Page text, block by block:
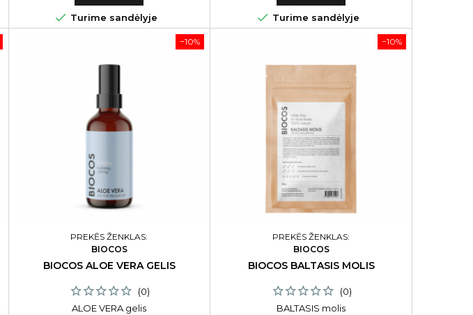
 Turime sandėlyje  Turime sandėlyje
−10%
PREKĖS ŽENKLAS:
BIOCOS
BIOCOS ALOE VERA GELIS
(0)
ALOE VERA gelis
−10%
PREKĖS ŽENKLAS:
BIOCOS
BIOCOS BALTASIS MOLIS
(0)
BALTASIS molis